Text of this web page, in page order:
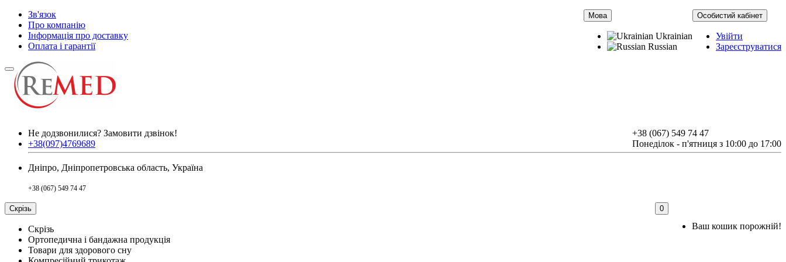
Особистий кабінет
Увійти
Зареєструватися
Мова
Ukrainian
Russian
Зв'язок
Про компанію
Інформація про доставку
Оплата і гарантії
+38 (067) 549 74 47
Понеділок - п'ятниця з 10:00 до 17:00
Не додзвонилися? Замовити дзвінок!
+38(097)4769689
Дніпро, Дніпропетровська область, Україна
+38 (067) 549 74 47
0
Ваш кошик порожній!
Скрізь
Скрізь
Ортопедична і бандажна продукція
Товари для здорового сну